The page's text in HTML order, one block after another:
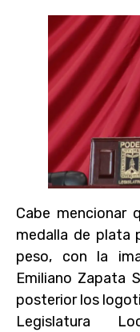
Cabe mencionar
medalla de plata
peso, con la
Emiliano Zapata
posterior los
Legislatura